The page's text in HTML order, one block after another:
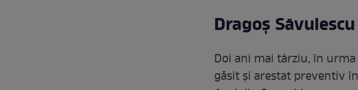
Dragoș
Doi ani mai târziu, în
găsit și arestat preventiv